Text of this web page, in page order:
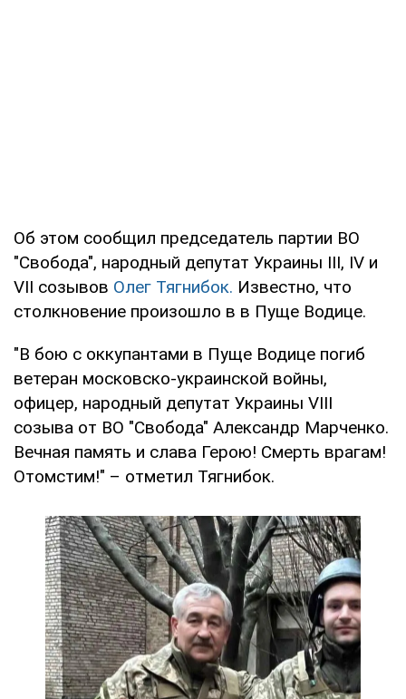
Об этом сообщил председатель партии ВО
"Свобода", народный депутат Украины III, IV и
VII созывов Олег Тягнибок. Известно, что
столкновение произошло в в Пуще Водице.
"В бою с оккупантами в Пуще Водице погиб
ветеран московско-украинской войны,
офицер, народный депутат Украины VIII
созыва от ВО "Свобода" Александр Марченко.
Вечная память и слава Герою! Смерть врагам!
Отомстим!" – отметил Тягнибок.